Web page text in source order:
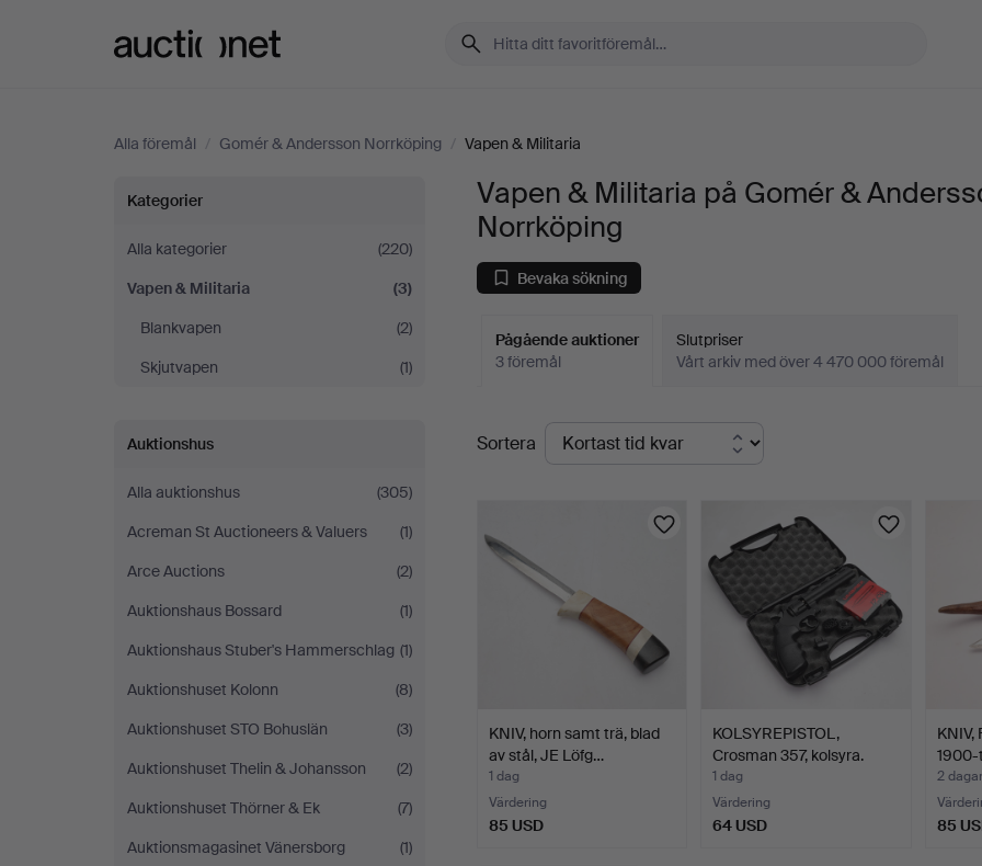
Alla föremål / Gomér & Andersson Norrköping / Vapen & Militaria
Vapen
&
Militaria
på
&
Andersson
Norrköping
Kategorier
Alla kategorier
(220)
Vapen & Militaria
(3)
Blankvapen
(2)
Skjutvapen
(1)
Auktionshus
Alla auktionshus
(305)
Acreman St Auctioneers & Valuers
(1)
Arce Auctions
(2)
Auktionshaus Bossard
(1)
Auktionshaus Stuber's Hammerschlag (1)
Auktionshuset Kolonn
(8)
Auktionshuset STO Bohuslän
(3)
Auktionshuset Thelin & Johansson
(2)
Auktionshuset Thörner & Ek
(7)
Auktionsmagasinet Vänersborg
(1)
Vapen & Militaria på Gomér &
Norrköping
Bevaka sökning
Pågående auktioner
3 föremål
Slutpriser
Vårt arkiv med över 4 470 000 föremål
Pågående
auktioner
Sortera
KNIV, horn samt trä, blad
av stål, JE Löfg…
1 dag
Värdering
85 USD
KOLSYREPISTOL,
Crosman 357, kolsyra.
1 dag
Värdering
64 USD
KNIV,
1900-
2 dagar
85